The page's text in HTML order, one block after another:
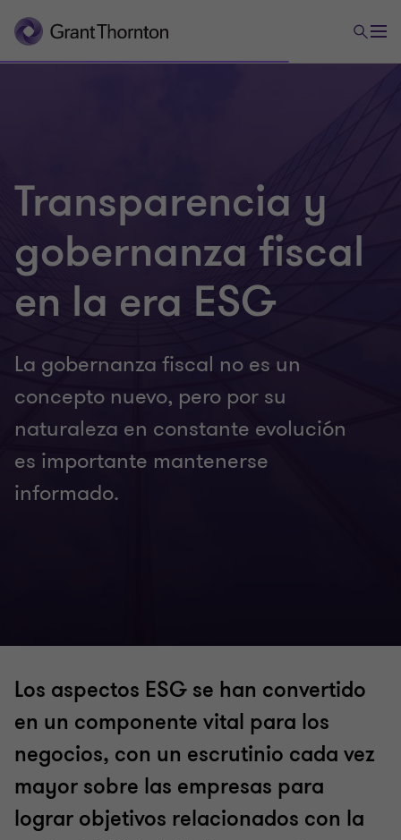
Transparencia y
gobernanza fiscal
en la era ESG
La gobernanza fiscal no es un
concepto nuevo, pero por su
naturaleza en constante evolución
es importante mantenerse
informado.
Los aspectos ESG se han convertido
en un componente vital para los
negocios, con un escrutinio cada vez
mayor sobre las empresas para
lograr objetivos relacionados con la